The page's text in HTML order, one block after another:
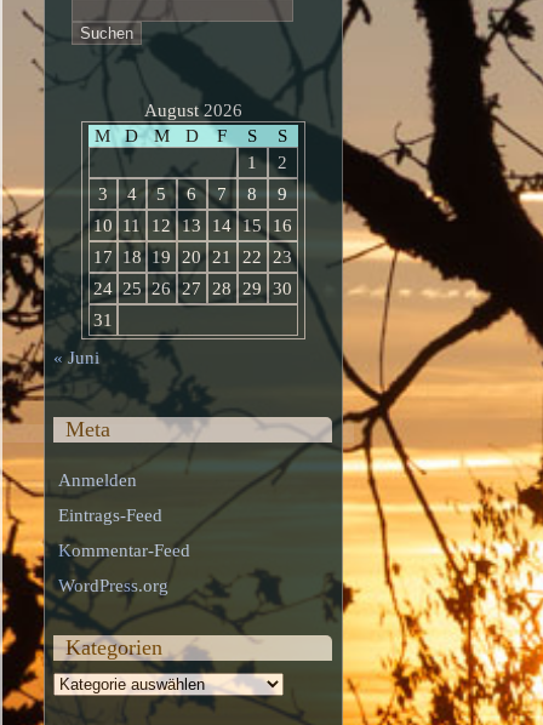
nach:
August 2026
M
D M D F S
S
1
2
3
4 5 6 7 8
9
10
11 12 13 14 15
16
17
18 19 20 21 22
23
24 25 26 27 28 29
30
31
« Juni
Meta
Anmelden
Eintrags-Feed
Kommentar-Feed
WordPress.org
Kategorien
Kategorien